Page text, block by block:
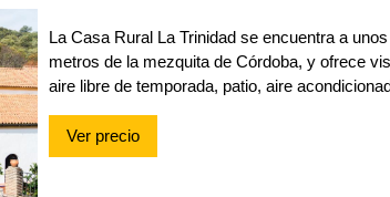
La Casa Rural La Trinidad se encuentra a
metros de la mezquita de Córdoba, y ofrece
aire libre de temporada, patio, aire
Ver precio